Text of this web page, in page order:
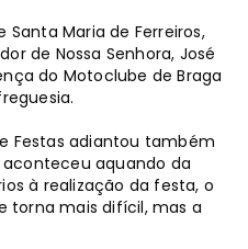
Santa Maria de Ferreiros,
de Nossa Senhora, José
do Motoclube de Braga
Festas adiantou também
aquando da
à realização da festa, o
torna mais difícil, mas a